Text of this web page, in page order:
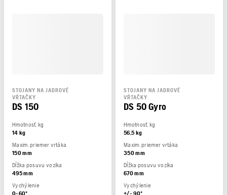
STOJANY NA JADROVÉ
VŔTAČKY
DS 150
Hmotnosť, kg
14 kg
Maxim. priemer vrtáka
150 mm
Dĺžka posuvu vozíka
495 mm
Vychýlenie
0-60º
STOJANY NA JADROVÉ
VŔTAČKY
DS 50 Gyro
Hmotnosť, kg
56,5 kg
Maxim. priemer vrtáka
350 mm
Dĺžka posuvu vozíka
670 mm
Vychýlenie
+/- 90º